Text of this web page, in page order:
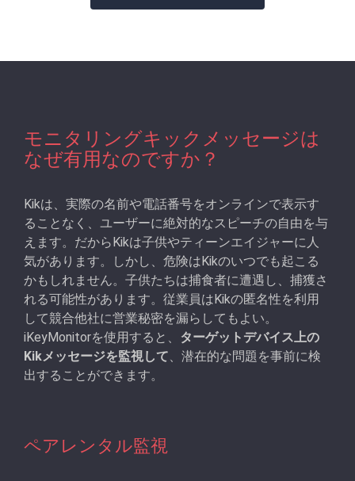
モニタリングキックメッセージは
なぜ有用なのですか？
Kikは、実際の名前や電話番号をオンラインで表示す
ることなく、ユーザーに絶対的なスピーチの自由を与
えます。だからKikは子供やティーンエイジャーに人
気があります。しかし、危険はKikのいつでも起こる
かもしれません。子供たちは捕食者に遭遇し、捕獲さ
れる可能性があります。従業員はKikの匿名性を利用
して競合他社に営業秘密を漏らしてもよい。
iKeyMonitorを使用すると、
ターゲットデバイス上の
Kikメッセージを監視して、潜在的な問題を事前に検
出することができます。
ペアレンタル監視